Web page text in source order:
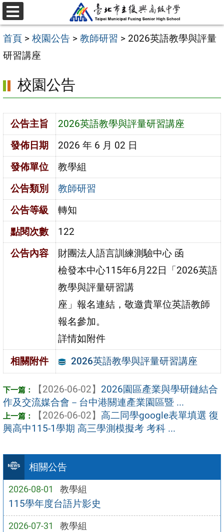
跳
至
主
要
容
區
選
單
首頁 > 校園公告 > 教師研習 > 2026英語教學與評量
研習講座
相關公告
2026-08-01 教學組
115學年度台語片影史
2026-07-31 教學組
校園公告
公告主旨
2026英語教學與評量研習講座
發佈日期
2026 年 6 月 02 日
發佈單位
教學組
公告類別
教師研習
公告等級
轉知
點閱次數
122
公告內容
財團法人語言訓練測驗中心 函
檢發本中心115年6月22日「2026英語
教學與評量研習講
座」報名連結，敬邀貴單位英語教師
報名參加。
詳情如附件
相關附件
2026英語教學與評量研習講座
【2026-06-02】 2026園區產業與學研鏈結合
作及交流媒合會－台中港關連產業園區暨 ...
【2026-06-02】 高二同學google表單填選 復
興高中115-1學期 高三學測模擬考 考科 ...